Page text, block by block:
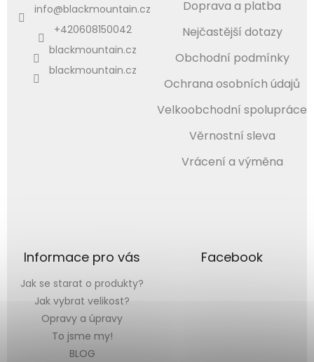
info@blackmountain.cz
+420608150042
blackmountain.cz
blackmountain.cz
Doprava a platba
Nejčastější dotazy
Obchodní podmínky
Ochrana osobních údajů
Velkoobchodní spolupráce
Věrnostní sleva
Vrácení a výměna
Informace pro vás
Jak se starat o produkty?
Jak vybrat velikost?
Opravy a úpravy
To jsme my!
BLOG
Facebook